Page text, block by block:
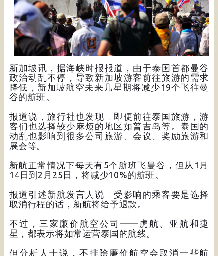
新加坡讯，据海峡时报报道，由于泰国首都曼谷
政治动乱不停，导致新加坡游客前往旅游的需求
降低，新加坡航空未来几星期将减少19个飞往曼
谷的航班。
报道说，旅行社也发现，即便前往泰国旅游，游
客们也选择较少麻烦的地区如普吉岛等。泰国的
动乱也影响到很多公司旅游、会议、奖励旅游和
展会等。
新航正常情况下每天有5个航班飞曼谷，但从1月
14日到2月25日，将减少10%的航班。
报道引述新航发言人说，受影响的乘客要是选择
取消行程的话，新航将给予退款。
不过，三家廉价航空公司——虎航、亚航和捷
星，都表示将如常运营泰国的航线。
但分析人士说，不排除廉价航空会取消一些航